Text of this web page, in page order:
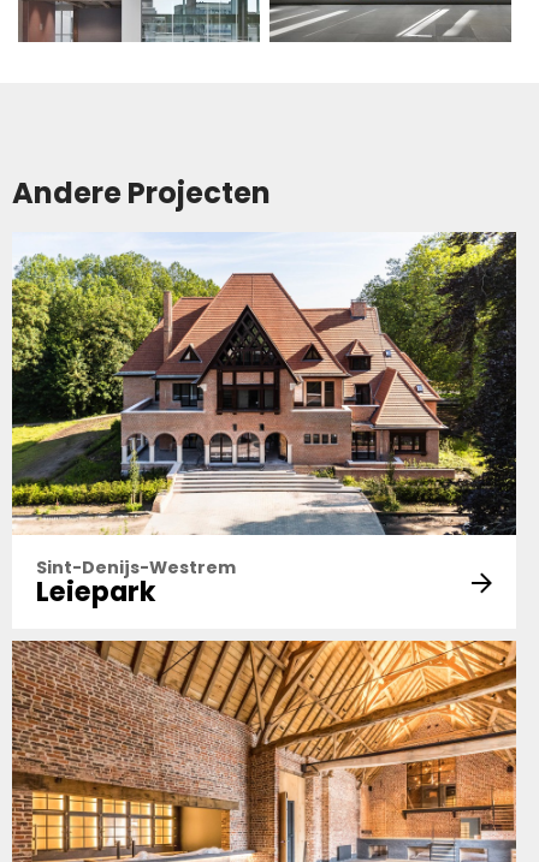
Andere Projecten
Sint-Denijs-Westrem
Leiepark